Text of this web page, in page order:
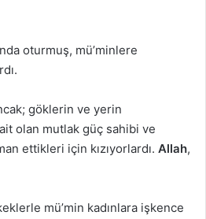
oturmuş, mü’minlere
göklerin ve yerin
olan mutlak güç sahibi ve
ettikleri için kızıyorlardı. Allah,
mü’min kadınlara işkence